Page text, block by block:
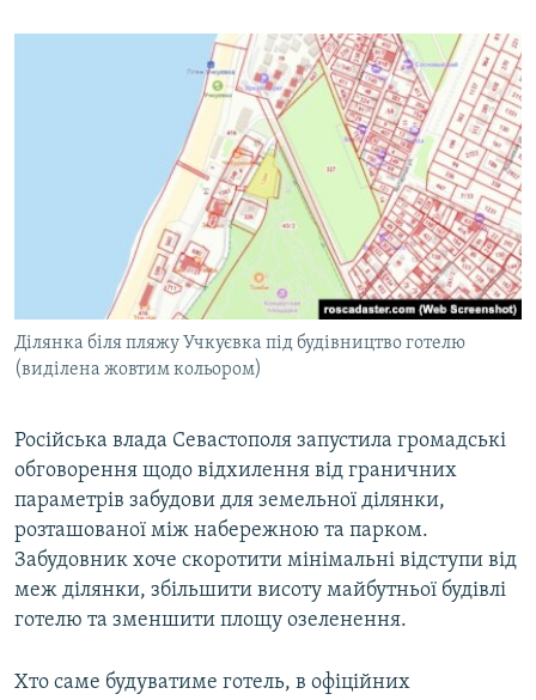
Ділянка біля пляжу Учкуєвка під будівництво готелю
(виділена жовтим кольором)
Російська влада Севастополя запустила громадські
обговорення щодо відхилення від граничних
параметрів забудови для земельної ділянки,
розташованої між набережною та парком.
Забудовник хоче скоротити мінімальні відступи від
меж ділянки, збільшити висоту майбутньої будівлі
готелю та зменшити площу озеленення.
Хто саме будуватиме готель, в офіційних